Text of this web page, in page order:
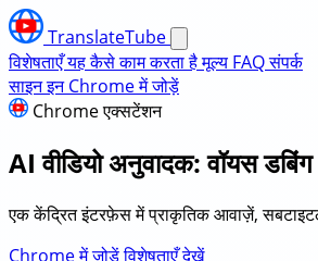
TranslateTube
विशेषताएँयह कैसे काम करता हैमूल्य FAQसंपर्क
साइन इनChrome में जोड़ें
Chrome एक्सटेंशन
AI वीडियो अनुवादक: वॉयस
एक केंद्रित इंटरफ़ेस में प्राकृतिक आवाज़ें,
Chrome में जोड़ेंविशेषताएँ देखें